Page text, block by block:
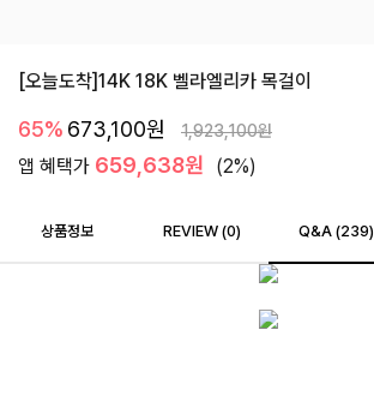
[오늘도착]14K 18K 벨라엘리카 목걸이
65% 673,100원 1,923,100원
앱 혜택가 659,638원 (2%)
상품정보 REVIEW (0) Q&A (239)